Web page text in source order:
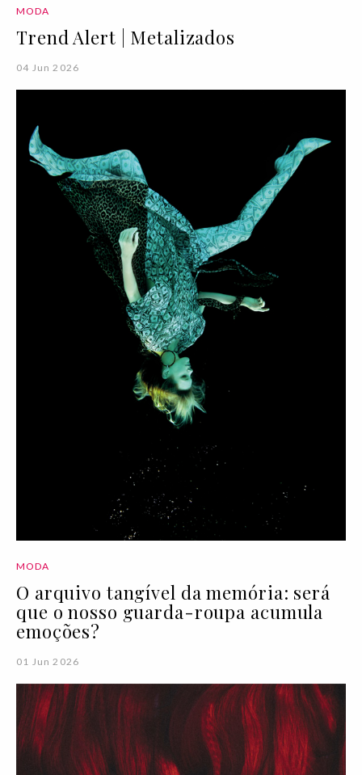
MODA
Trend Alert | Metalizados
04 Jun 2026
MODA
O arquivo tangível da memória: será
que o nosso guarda-roupa acumula
emoções?
01 Jun 2026